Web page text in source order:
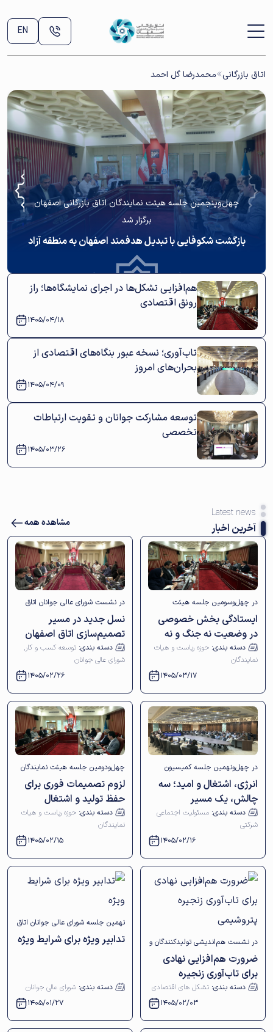
EN
اتاق بازرگانی محمدرضا گل احمد
چهل‌وپنجمین جلسه هیئت نمایندگان اتاق بازرگانی اصفهان
برگزار شد
بازگشت شکوفایی با تبدیل هدفمند اصفهان به منطقه آزاد
هم‌افزایی تشکل‌ها در اجرای نمایشگاه‌ها؛ راز
رونق اقتصادی
1405/04/18
تاب‌آوری؛ نسخه عبور بنگاه‌های اقتصادی از
بحران‌های امروز
1405/04/09
توسعه مشارکت جوانان و تقویت ارتباطات
تخصصی
1405/03/26
Latest news
آخرین اخبار مشاهده همه
در چهل‌وسومین جلسه هیئت
نمایندگان اتاق بازرگانی اصفهان تأکید
شد
ایستادگی بخش خصوصی
در وضعیت نه جنگ و نه
صلحدسته بندی: حوزه ریاست و هیات
نمایندگان
1405/03/17
در نشست شورای عالی جوانان اتاق
بازرگانی اصفهان مطرح شد
نسل جدید در مسیر
تصمیم‌سازی اتاق اصفهان
دسته بندی: توسعه کسب و کار,
شورای عالی جوانان
1405/02/26
در چهل‌ونهمین جلسه کمیسیون
مسئولیت اجتماعی شرکتی اتاق
بازرگانی اصفهان مطرح شد
انرژی، اشتغال و امید؛ سه
چالش، یک مسیر
دسته بندی: مسئولیت اجتماعی
شرکتی
1405/02/16
چهل‌ودومین جلسه هیئت نمایندگان
اتاق بازرگانی اصفهان برگزار شد
لزوم تصمیمات فوری برای
حفظ تولید و اشتغال
دسته بندی: حوزه ریاست و هیات
نمایندگان
1405/02/15
در نشست هم‌اندیشی تولیدکنندگان و
صادرکنندگان محصولات شیمیایی،
پتروشیمی و پتروپالایشی استان
ضرورت هم‌افزایی نهادی
برای تاب‌آوری زنجیره
پتروشیمی
دسته بندی: تشکل های اقتصادی
1405/02/03
نهمین جلسه شورای عالی جوانان اتاق
بازرگانی اصفهان برگزار شد
تدابیر ویژه برای شرایط ویژه
دسته بندی: شورای عالی جوانان
1405/01/27